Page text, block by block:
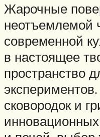
Жарочные
неотъемлемой
современной
в настоящее
пространство
сковородок и